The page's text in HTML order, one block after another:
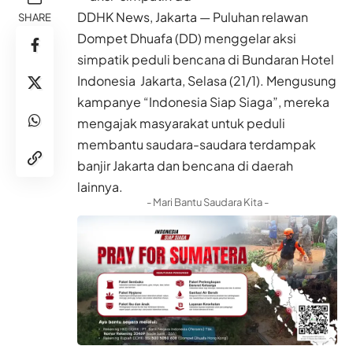
SHARE
DDHK News, Jakarta — Puluhan relawan
Dompet Dhuafa (DD) menggelar aksi
simpatik peduli bencana di Bundaran Hotel
Indonesia Jakarta, Selasa (21/1). Mengusung
kampanye “Indonesia Siap Siaga”, mereka
mengajak masyarakat untuk peduli
membantu saudara-saudara terdampak
banjir Jakarta dan bencana di daerah
lainnya.
- Mari Bantu Saudara Kita -